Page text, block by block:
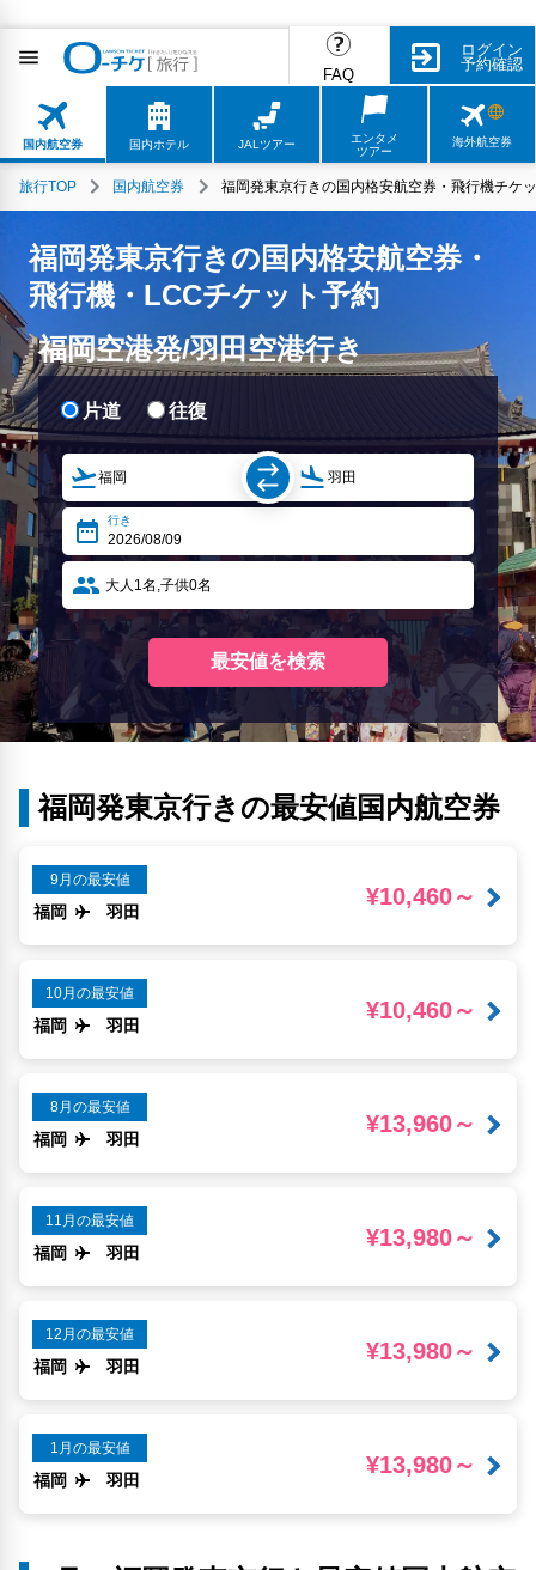
FAQ
ログイン
予約確認
国内航空券 国内ホテル JALツアー
エンタメ
ツアー
海外航空券
旅行TOP 国内航空券 福岡発東京行きの国内格安航空券・飛行機チケ
福岡発東京行きの国内格安航空券・
飛行機・LCCチケット予約
福岡空港発/羽田空港行き
福岡発東京行きの最安値国内航空券
9月の最安値
福岡 羽田
¥10,460～
10月の最安値
福岡 羽田
¥10,460～
8月の最安値
福岡 羽田
¥13,960～
11月の最安値
福岡 羽田
¥13,980～
12月の最安値
福岡 羽田
¥13,980～
1月の最安値
福岡 羽田
¥13,980～